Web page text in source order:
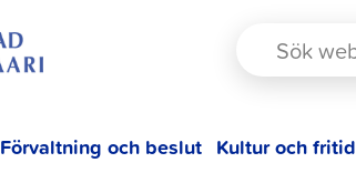
Förvaltning och beslut Kultur och fritid